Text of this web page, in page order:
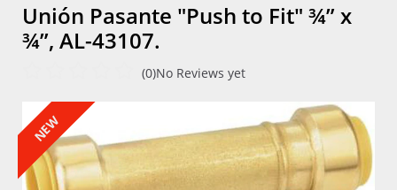
Unión Pasante "Push to Fit" ¾” x
¾”, AL-43107.
(0)No Reviews yet
NEW